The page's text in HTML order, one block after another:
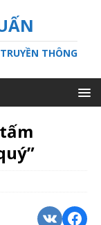
THÔNG